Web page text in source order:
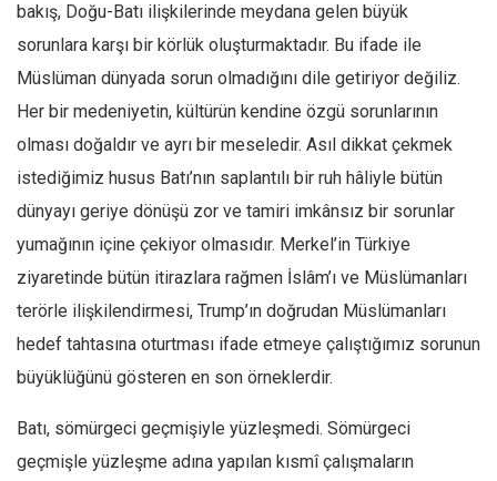
bakış, Doğu-Batı ilişkilerinde meydana gelen büyük
sorunlara karşı bir körlük oluşturmaktadır. Bu ifade ile
Müslüman dünyada sorun olmadığını dile getiriyor değiliz.
Her bir medeniyetin, kültürün kendine özgü sorunlarının
olması doğaldır ve ayrı bir meseledir. Asıl dikkat çekmek
istediğimiz husus Batı’nın saplantılı bir ruh hâliyle bütün
dünyayı geriye dönüşü zor ve tamiri imkânsız bir sorunlar
yumağının içine çekiyor olmasıdır. Merkel’in Türkiye
ziyaretinde bütün itirazlara rağmen İslâm’ı ve Müslümanları
terörle ilişkilendirmesi, Trump’ın doğrudan Müslümanları
hedef tahtasına oturtması ifade etmeye çalıştığımız sorunun
büyüklüğünü gösteren en son örneklerdir.
Batı, sömürgeci geçmişiyle yüzleşmedi. Sömürgeci
geçmişle yüzleşme adına yapılan kısmî çalışmaların